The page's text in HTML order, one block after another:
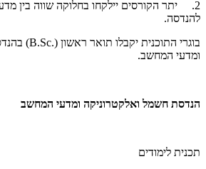
2. יתר הקורסים יילקחו בחלוקה שווה בין
להנדסה.
בוגרי התוכנית יקבלו תואר ראשון (B.Sc.)
ומדעי המחשב.
הנדסת חשמל ואלקטרוניקה ומדעי המחשב
תכנית לימודים